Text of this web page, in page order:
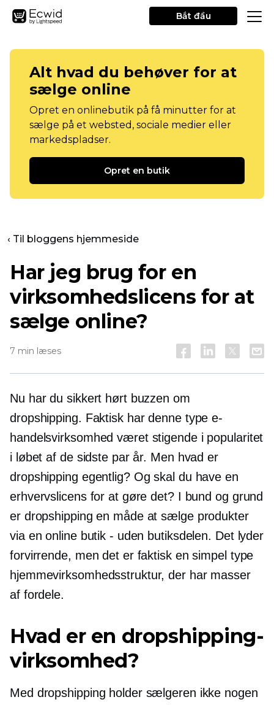
Bắt đầu
Alt hvad du behøver for at
sælge online
Opret en onlinebutik på få minutter for at
sælge på et websted, sociale medier eller
markedspladser.
Opret en butik
‹ Til bloggens hjemmeside
Har jeg brug for en
virksomhedslicens for at
sælge online?
7 min læses
Nu har du sikkert hørt buzzen om
dropshipping. Faktisk har denne type e-
handelsvirksomhed været stigende i popularitet
i løbet af de sidste par år. Men hvad er
dropshipping egentlig? Og skal du have en
erhvervslicens for at gøre det? I bund og grund
er dropshipping en måde at sælge produkter
via en online butik - uden butiksdelen. Det lyder
forvirrende, men det er faktisk en simpel type
hjemmevirksomhedsstruktur, der har masser
af fordele.
Hvad er en dropshipping-
virksomhed?
Med dropshipping holder sælgeren ikke nogen